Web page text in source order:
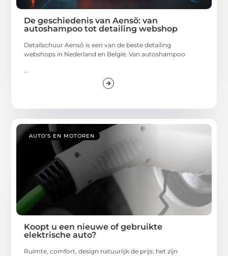
De geschiedenis van Aensõ: van
autoshampoo tot detailing webshop
Detailschuur Aensõ is een van de beste detailing
webshops in Nederland en België. Van autoshampoo
...
AUTO'S EN MOTOREN
Koopt u een nieuwe of gebruikte
elektrische auto?
Ruimte, comfort, design natuurlijk de prijs: het zijn